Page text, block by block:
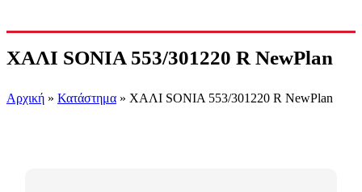
ΧΑΛΙ SONIA 553/301220 R NewPlan
Αρχική » Κατάστημα » ΧΑΛΙ SONIA 553/301220 R NewPlan